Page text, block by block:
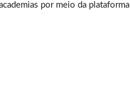
por meio da plataforma